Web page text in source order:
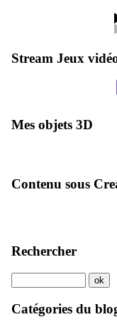
Stream Jeux
Mes objets 3D
Contenu sous
Rechercher
Catégories du